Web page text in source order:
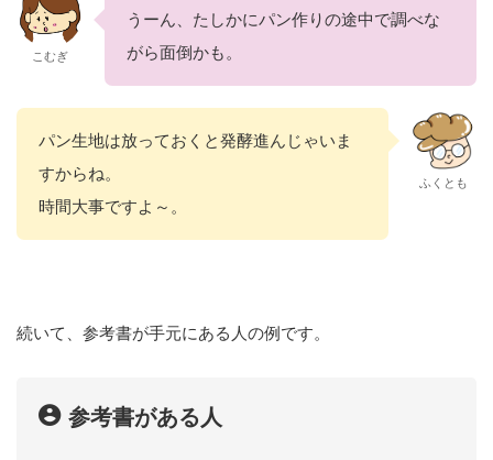
こむぎ
うーん、たしかにパン作りの途中で調べな
がら面倒かも。
パン生地は放っておくと発酵進んじゃいま
すからね。
時間大事ですよ～。
ふくとも
続いて、参考書が手元にある人の例です。
参考書がある人